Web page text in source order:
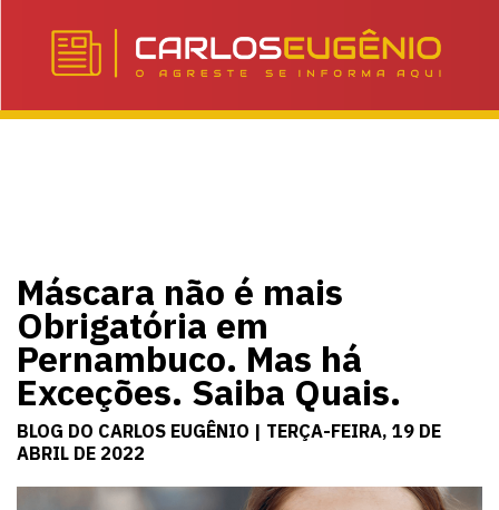
Máscara não é mais
Obrigatória em
Pernambuco. Mas há
Exceções. Saiba Quais.
BLOG DO CARLOS EUGÊNIO | TERÇA-FEIRA, 19 DE
ABRIL DE 2022